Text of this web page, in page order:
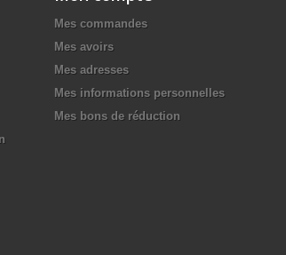
Mes commandes
Mes avoirs
Mes adresses
Mes informations personnelles
Mes bons de réduction